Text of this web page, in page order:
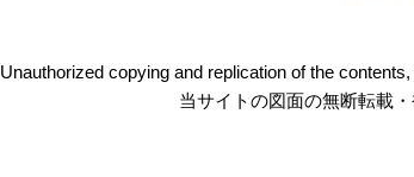
Unauthorized copying and replication of the
当サイトの図面の無断転載・